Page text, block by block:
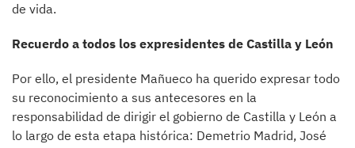
de vida.
Recuerdo a todos los expresidentes de Castilla y León
Por ello, el presidente Mañueco ha querido expresar todo
su reconocimiento a sus antecesores en la
responsabilidad de dirigir el gobierno de Castilla y León a
lo largo de esta etapa histórica: Demetrio Madrid, José